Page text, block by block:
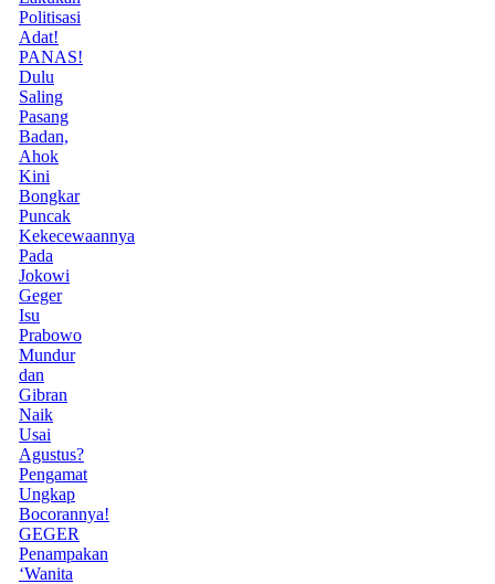
Politisasi
Adat!
PANAS!
Dulu
Saling
Pasang
Badan,
Ahok
Kini
Bongkar
Puncak
Kekecewaannya
Pada
Jokowi
Geger
Isu
Prabowo
Mundur
dan
Gibran
Naik
Usai
Agustus?
Pengamat
Ungkap
Bocorannya!
GEGER
Penampakan
‘Wanita